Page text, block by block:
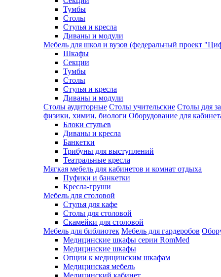
Тумбы
Столы
Стулья и кресла
Диваны и модули
Мебель для школ и вузов (федеральный проект
Шкафы
Секции
Тумбы
Столы
Стулья и кресла
Диваны и модули
Столы аудиторные Столы учительские Столы для
физики, химии, биологи Оборудование для
Блоки стульев
Диваны и кресла
Банкетки
Трибуны для выступлений
Театральные кресла
Мягкая мебель для кабинетов и комнат отдыха
Пуфики и банкетки
Кресла-груши
Мебель для столовой
Cтулья для кафе
Cтолы для столовой
Скамейки для столовой
Мебель для библиотек Мебель для гардеробов
Медицинские шкафы серии RomMed
Медицинские шкафы
Опции к медицинским шкафам
Медицинская мебель
Медицинский кабинет